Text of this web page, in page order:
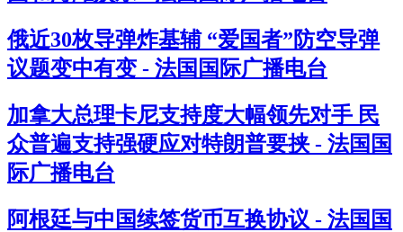
俄近30枚导弹炸基辅 “爱国者”防空导弹
议题变中有变 - 法国国际广播电台
加拿大总理卡尼支持度大幅领先对手 民
众普遍支持强硬应对特朗普要挟 - 法国国
际广播电台
阿根廷与中国续签货币互换协议 - 法国国